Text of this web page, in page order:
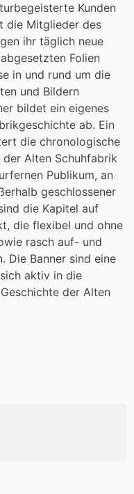
Kunden
die Mitglieder des
ihr täglich neue
Folien
in und rund um die
und Bildern
bildet ein eigenes
ab. Ein
die chronologische
Alten Schuhfabrik
Publikum, an
geschlossener
die Kapitel auf
die flexibel und ohne
rasch auf- und
Die Banner sind eine
aktiv in die
der Alten